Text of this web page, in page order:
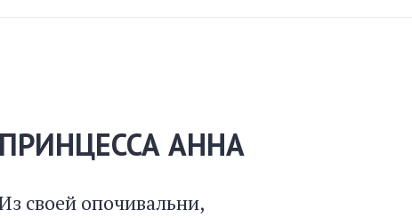
ПРИНЦЕССА АННА
своей опочивальни,